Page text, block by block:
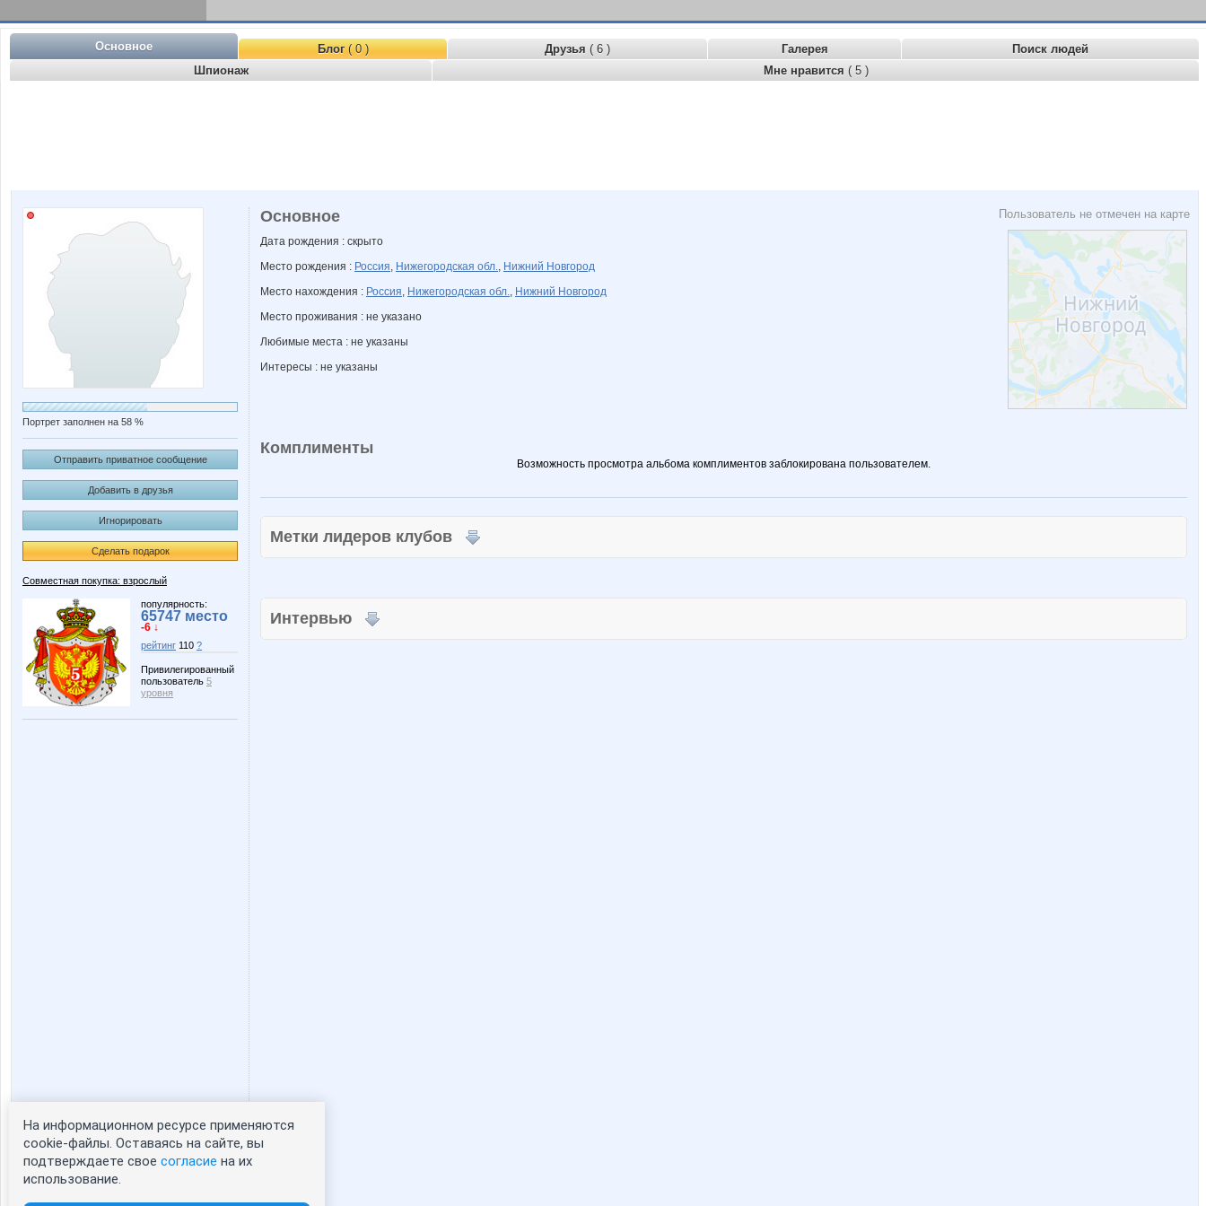
Основное Блог( 0 ) Друзья ( 6 ) Галерея
Поиск людей
Шпионаж
Мне нравится ( 5 )
Портрет заполнен на 58 %
Отправить приватное сообщение
Добавить в друзья
Игнорировать
Сделать подарок
Совместная покупка: взрослый
популярность:
65747 место
-6 ↓
рейтинг 110 ?
Привилегированный
пользователь 5
уровня
Статистика портрета:
сейчас просматривают портрет - 0
зарегистрированные пользователи
Пользователь не отмечен на карте
Основное
Дата рождения : скрыто
Место рождения : Россия, Нижегородская обл., Нижний Новгород
Место нахождения : Россия, Нижегородская обл., Нижний Новгород
Место проживания : не указано
Любимые места : не указаны
Интересы : не указаны
Комплименты
Возможность просмотра альбома комплиментов заблокирована пользователем.
Метки лидеров клубов
Интервью
На информационном ресурсе применяются
cookie-файлы. Оставаясь на сайте, вы
подтверждаете свое согласие на их
использование.